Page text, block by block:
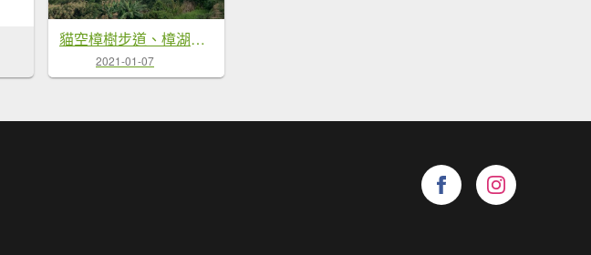
貓空樟樹步道、樟湖步道
2021-01-07